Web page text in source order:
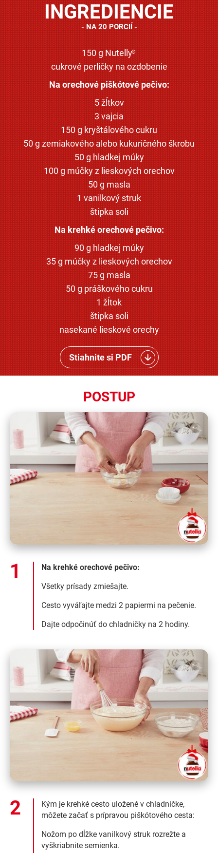
INGREDIENCIE
NA 20 PORCIÍ
150 g Nutelly®
cukrové perličky na ozdobenie
Na orechové piškótové pečivo:
5 žĺtkov
3 vajcia
150 g kryštálového cukru
50 g zemiakového alebo kukuričného škrobu
50 g hladkej múky
100 g múčky z lieskových orechov
50 g masla
1 vanilkový struk
štipka soli
Na krehké orechové pečivo:
90 g hladkej múky
35 g múčky z lieskových orechov
75 g masla
50 g práškového cukru
1 žĺtok
štipka soli
nasekané lieskové orechy
Stiahnite si PDF
POSTUP
Na krehké orechové pečivo:
Všetky prísady zmiešajte.
Cesto vyváľajte medzi 2 papiermi na pečenie.
Dajte odpočinúť do chladničky na 2 hodiny.
Kým je krehké cesto uložené v chladničke,
môžete začať s prípravou piškótového cesta:
Nožom po dĺžke vanilkový struk rozrežte a
vyškriabnite semienka.